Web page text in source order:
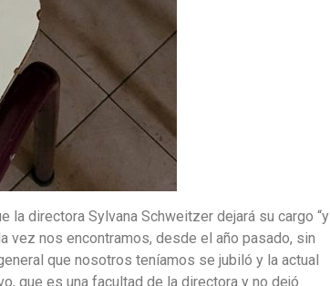
la directora Sylvana Schweitzer dejará su cargo “y
vez nos encontramos, desde el año pasado, sin
que nosotros teníamos se jubiló y la actual
que es una facultad de la directora y no dejó